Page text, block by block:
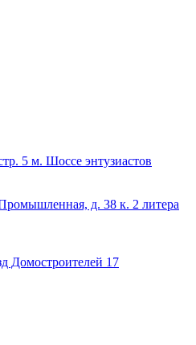
5 м. Шоссе энтузиастов
д. 38 к. 2 литера
Домостроителей 17